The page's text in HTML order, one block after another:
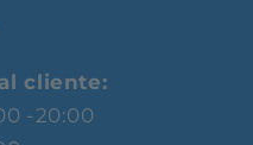
cliente:
-20:00